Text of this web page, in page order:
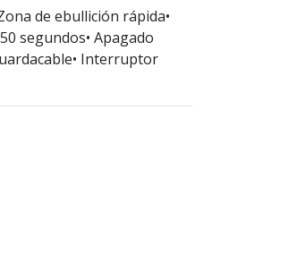
de ebullición rápida•
segundos• Apagado
Interruptor